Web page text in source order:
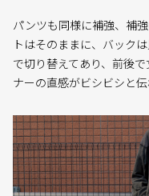
パンツも同様に補強、補
トはそのままに、バック
で切り替えてあり、前後
ナーの直感がビシビシと